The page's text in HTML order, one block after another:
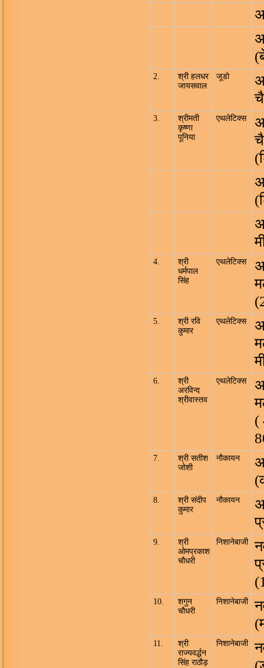
2.
श्री हलधर
जायसवाल
जूडो
3.
श्रीमती
कृष्णा
पूनिया
एथलेटिक्स
4.
श्री
धर्मपाल
सिंह
एथलेटिक्स
5.
श्री रवि
कुमार
एथलेटिक्स
6.
श्री
अरविन्द
श्रीवास्तव
एथलेटिक्स
(
7.
श्री सतीश
जोशी
नौकायन
8.
श्री संदीप
कुमार
नौकायन
9.
श्री
ओमप्रकाश
चौधरी
निशानेबाजी
10.
शगुन
चौधरी
निशानेबाजी
11.
श्री
राज्यवर्द्धन
सिंह राठौड़
निशानेबाजी